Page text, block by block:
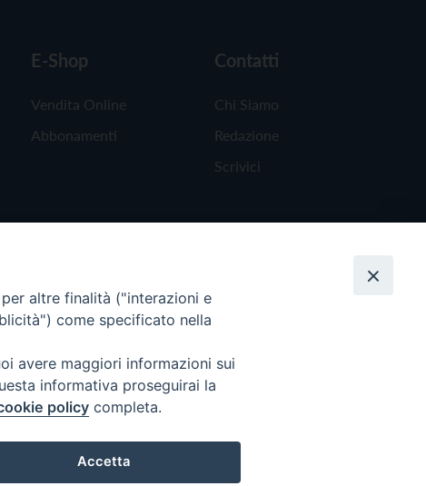
E-Shop
Vendita Online
Abbonamenti
Contatti
Chi Siamo
Redazione
Scrivici
altre finalità ("interazioni e
come specificato nella
avere maggiori informazioni sui
informativa proseguirai la
policy completa.
Accetta